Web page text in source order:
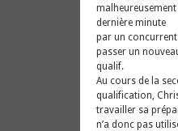
dernière minute
par un
passer un
qualif.
Au cours de la
qualification,
travailler sa
n’a donc pas